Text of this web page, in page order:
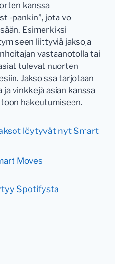
kanssa
-pankin”, jota voi
Esimerkiksi
liittyviä jaksoja
vastaanotolla tai
tulevat nuorten
Jaksoissa tarjotaan
vinkkejä asian kanssa
hakeutumiseen.
löytyvät nyt Smart
Moves
Spotifysta